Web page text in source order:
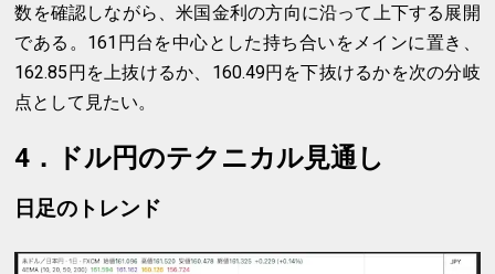
数を確認しながら、米国金利の方向に沿って上下する展開
である。161円台を中心とした持ち合いをメインに置き、
162.85円を上抜けるか、160.49円を下抜けるかを次の分岐
点として見たい。
4．ドル円のテクニカル見通し
日足のトレンド